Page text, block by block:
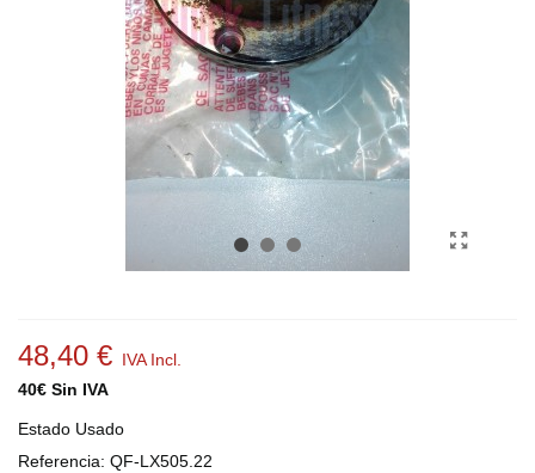
48,40 € IVA Incl.
40€ Sin IVA
Estado Usado
Referencia: QF-LX505.22